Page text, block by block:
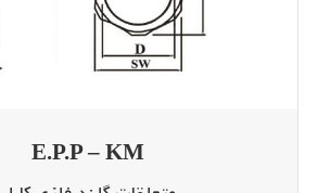
E.P.P – KM